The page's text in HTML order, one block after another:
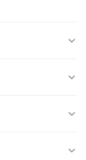
в букете, —